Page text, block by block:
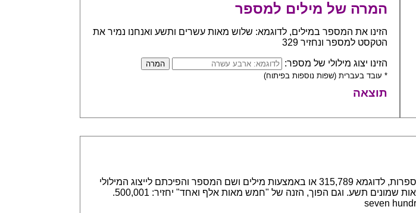
המרה של מילים למספר
הזינו את המספר במילים, לדוגמא: שלוש מאות עשרים ותשע ואנחנו נמיר את
הטקסט למספר ונחזיר 329
הזינו יצוג מילולי של מספר:
* עובד בעברית (שפות נוספות בפיתוח)
תוצאה
מערכת לעבודה עם מספרים במילים. מאפשר הזנה של מספרים באמצעות ספרות, לדוגמא 315,789 או באמצעות מילים ושם המספר והפיכתם לייצוג המילולי
או המספרי. הזנה של 315,789 תחזיר שלוש מאות חמש עשרה אלף ושבע מאות שמונים תשע. וגם הפוך, הזנה של "חמש מאות אלף ואחד" יחזיר: 500,001.